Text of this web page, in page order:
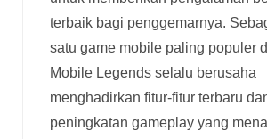
terbaik bagi penggemarnya.
satu game mobile paling populer
Mobile Legends selalu berusaha
menghadirkan fitur-fitur terbaru
peningkatan gameplay yang